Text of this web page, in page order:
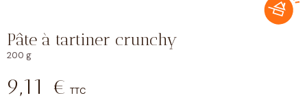
Pâte à tartiner crunchy
200 g
9,11 € TTC